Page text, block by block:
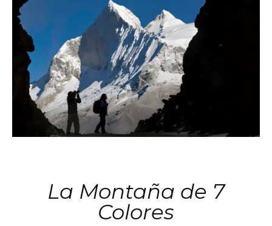
La Montaña de 7
Colores